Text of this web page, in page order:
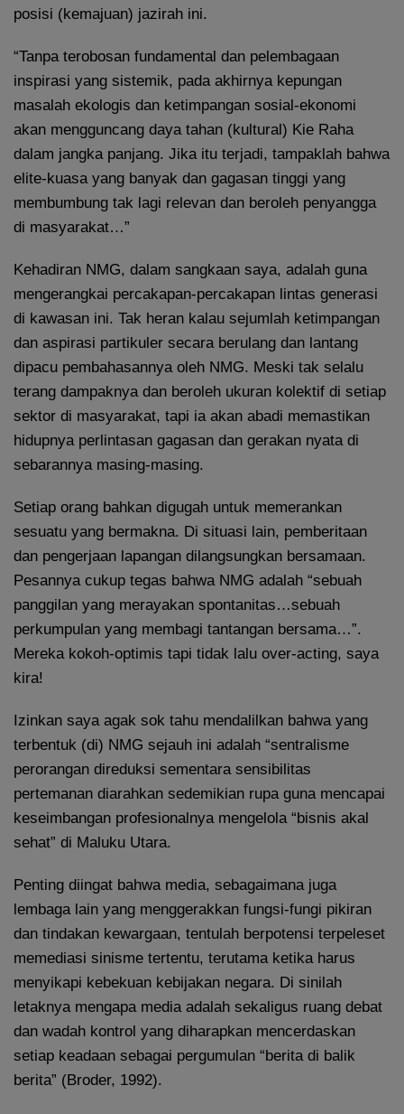
posisi (kemajuan) jazirah ini.
“Tanpa terobosan fundamental dan pelembagaan
inspirasi yang sistemik, pada akhirnya kepungan
masalah ekologis dan ketimpangan sosial-ekonomi
akan mengguncang daya tahan (kultural) Kie Raha
dalam jangka panjang. Jika itu terjadi, tampaklah bahwa
elite-kuasa yang banyak dan gagasan tinggi yang
membumbung tak lagi relevan dan beroleh penyangga
di masyarakat…”
Kehadiran NMG, dalam sangkaan saya, adalah guna
mengerangkai percakapan-percakapan lintas generasi
di kawasan ini. Tak heran kalau sejumlah ketimpangan
dan aspirasi partikuler secara berulang dan lantang
dipacu pembahasannya oleh NMG. Meski tak selalu
terang dampaknya dan beroleh ukuran kolektif di setiap
sektor di masyarakat, tapi ia akan abadi memastikan
hidupnya perlintasan gagasan dan gerakan nyata di
sebarannya masing-masing.
Setiap orang bahkan digugah untuk memerankan
sesuatu yang bermakna. Di situasi lain, pemberitaan
dan pengerjaan lapangan dilangsungkan bersamaan.
Pesannya cukup tegas bahwa NMG adalah “sebuah
panggilan yang merayakan spontanitas…sebuah
perkumpulan yang membagi tantangan bersama…”.
Mereka kokoh-optimis tapi tidak lalu over-acting, saya
kira!
Izinkan saya agak sok tahu mendalilkan bahwa yang
terbentuk (di) NMG sejauh ini adalah “sentralisme
perorangan direduksi sementara sensibilitas
pertemanan diarahkan sedemikian rupa guna mencapai
keseimbangan profesionalnya mengelola “bisnis akal
sehat” di Maluku Utara.
Penting diingat bahwa media, sebagaimana juga
lembaga lain yang menggerakkan fungsi-fungi pikiran
dan tindakan kewargaan, tentulah berpotensi terpeleset
memediasi sinisme tertentu, terutama ketika harus
menyikapi kebekuan kebijakan negara. Di sinilah
letaknya mengapa media adalah sekaligus ruang debat
dan wadah kontrol yang diharapkan mencerdaskan
setiap keadaan sebagai pergumulan “berita di balik
berita” (Broder, 1992).